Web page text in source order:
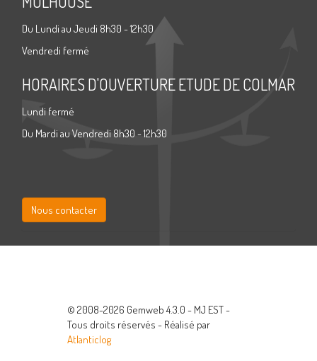
Du Lundi au Jeudi 8h30 - 12h30
Vendredi fermé
HORAIRES D'OUVERTURE ETUDE DE COLMAR
Lundi fermé
Du Mardi au Vendredi 8h30 - 12h30
Nous contacter
© 2008-2026 Gemweb 4.3.0 - MJ EST -
Tous droits réservés - Réalisé par
Atlanticlog